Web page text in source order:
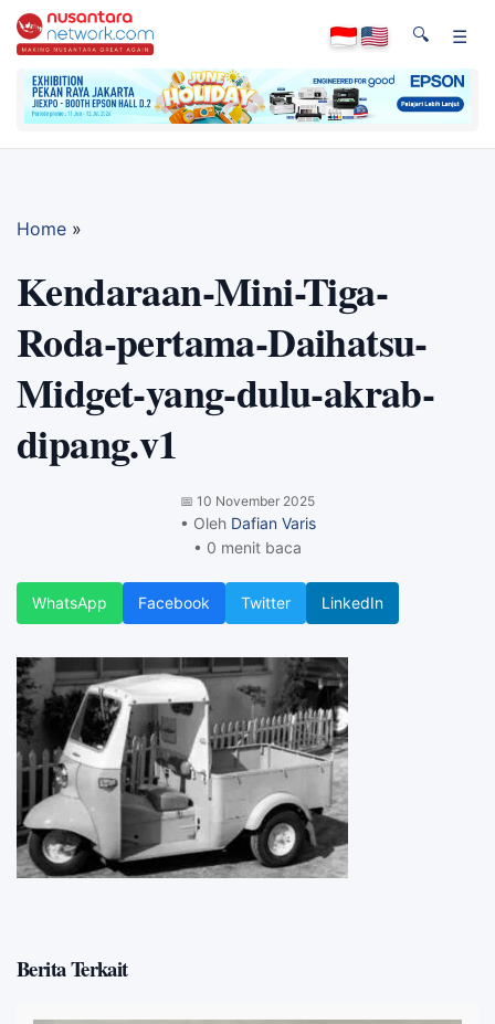
🔍 ☰
Home »
Kendaraan-Mini-Tiga-
Roda-pertama-Daihatsu-
Midget-yang-dulu-akrab-
dipang.v1
📅 10 November 2025
• Oleh Dafian Varis
• 0 menit baca
WhatsApp Facebook Twitter LinkedIn
Berita Terkait